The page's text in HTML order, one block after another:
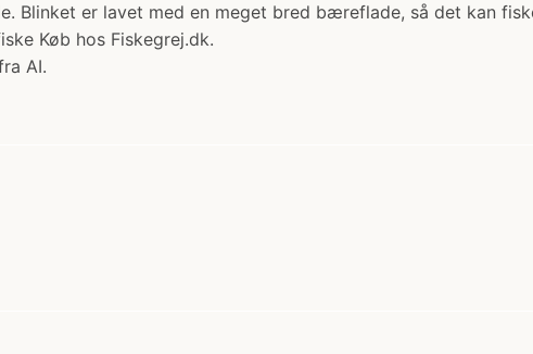
Blinket er lavet med en meget bred bæreflade, så det kan
Køb hos Fiskegrej.dk.
AI.